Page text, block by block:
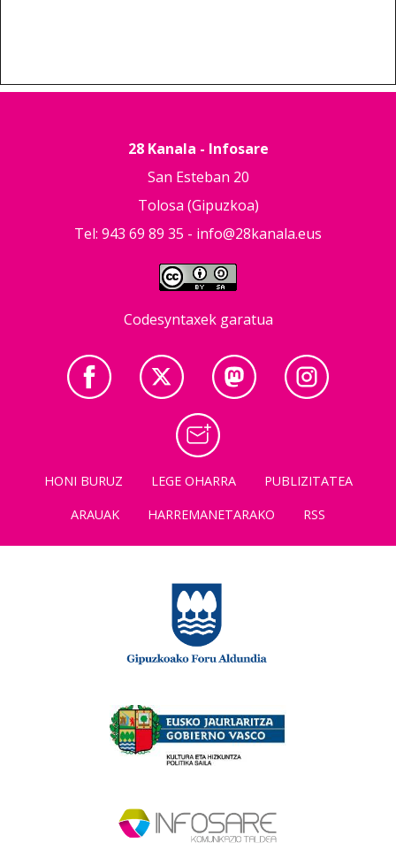
28 Kanala - Infosare
San Esteban 20
Tolosa (Gipuzkoa)
Tel: 943 69 89 35 - info@28kanala.eus
Codesyntaxek garatua
HONI BURUZ LEGE OHARRA
PUBLIZITATEA
ARAUAK
HARREMANETARAKO RSS